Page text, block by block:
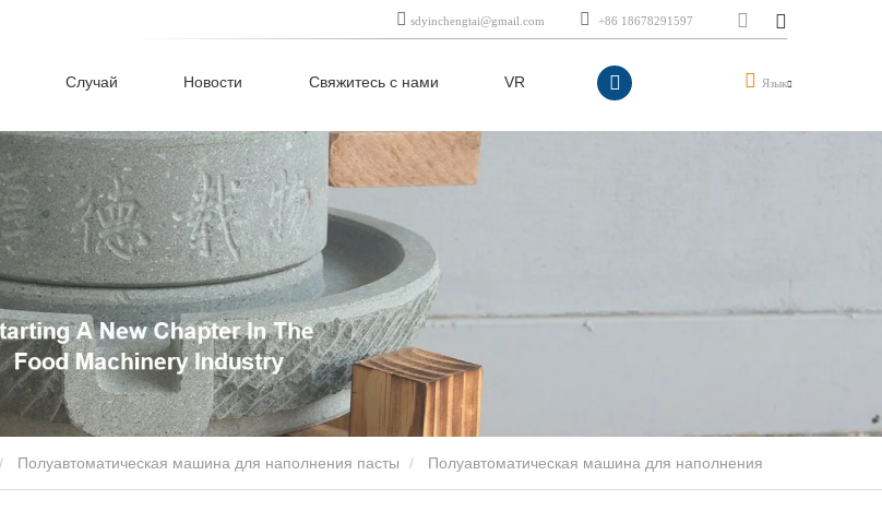
Случай Новости Свяжитесь с нами VR
sdyinchengtai@gmail.com +86 18678291597
Язык
Полуавтоматическая машина для наполнения пасты